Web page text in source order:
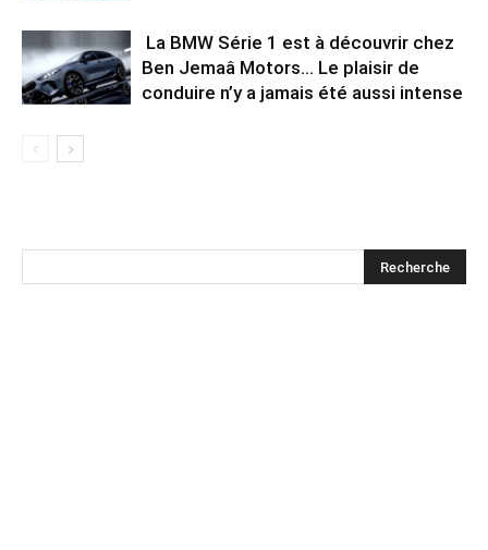
La BMW Série 1 est à découvrir chez
Ben Jemaâ Motors… Le plaisir de
conduire n’y a jamais été aussi intense